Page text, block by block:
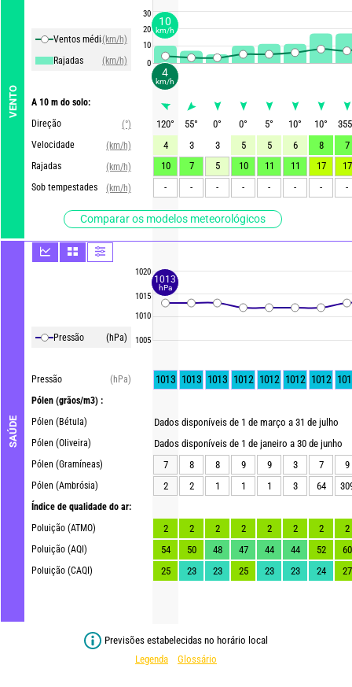
VENTO
Ventos média(km/h)
Rajadas
(km/h)
A 10 m do solo:
Direção
(°)
Velocidade
(km/h)
Rajadas
(km/h)
Sob tempestades
(km/h)
Comparar os modelos meteorológicos
SAÚDE
Pressão (hPa)
Pressão
(hPa)
Pólen (grãos/m3) :
Pólen (Bétula)
Pólen (Oliveira)
Pólen (Gramíneas)
Pólen (Ambrósia)
Índice de qualidade do ar:
Poluição (ATMO)
Poluição (AQI)
Poluição (CAQI)
30
20
10
0
1020
1015
1010
1005
120° 55° 0° 0° 5° 10° 10°
355
4
3 3 5 5 6 8
7
10
7 5 10 11 11 17
17
-
- - - - - - -
1013 1013 1013 1012 1012 1012 1012
Dados disponíveis de 1 de março a 31 de julho
Dados disponíveis de 1 de janeiro a 30 de junho
7
8 8 9 9 3 7
9
2
2 1 1 1 3 64
2 2 2 2 2 2 2
2
54
50 48 47 44 44 52
60
25
23 23 25 23 23 24 27
Previsões estabelecidas no horário local
Legenda
Glossário
4
km/h
10
km/h
1013
hPa